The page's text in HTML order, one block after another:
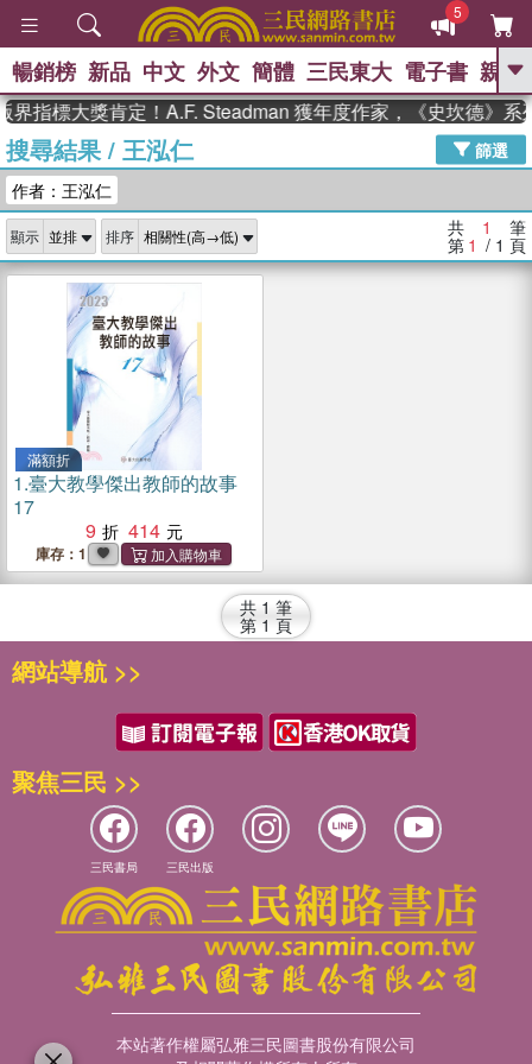
5
GO
高希均教授回憶錄
、 The Odyssey 、 父親節 、 如果歷
獎 臺灣漫遊錄 、 方念華 、 台灣的李
登輝時代
數學女孩：黎曼猜想 、
偉大的迷走神經
暢銷榜 新品 中文 外文 簡體 三民東大 電子書 親子
界指標大獎肯定！A.F. Steadman 獲年度作家，《史坎德》系
搜尋結果/ 王泓仁
篩選
作者：王泓仁
顯示 排序 共 1 筆
第 1 / 1 頁
滿額折
1.臺大教學傑出教師的故事
17
9
414
庫存：1
共 1 筆
第 1 頁
網站導航 >>
聚焦三民 >>
三民書局 三民出版
本站著作權屬弘雅三民圖書股份有限公司